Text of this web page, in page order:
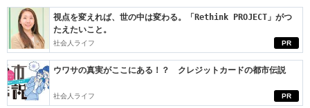
PR
視点を変えれば、世の中は変わる。「Rethink PROJECT」がつ
たえたいこと。
社会人ライフ
PR
ウワサの真実がここにある！？ クレジットカードの都市伝説
社会人ライフ